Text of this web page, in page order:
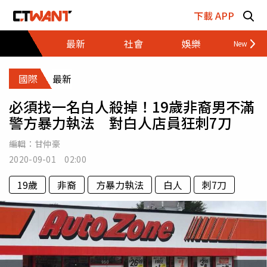
下載 APP
最新
社會 娛樂 財經
國際 最新
必須找一名白人殺掉！19歲非裔男不滿
警方暴力執法 對白人店員狂刺7刀
編輯： 甘仲豪
2020-09-01 02:00
19歲 非裔 方暴力執法 白人 刺7刀